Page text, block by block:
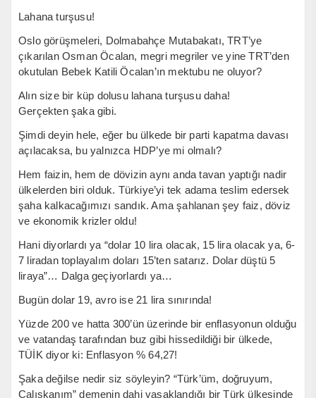
Lahana turşusu!
Oslo görüşmeleri, Dolmabahçe Mutabakatı, TRT’ye
çıkarılan Osman Öcalan, megri megriler ve yine TRT’den
okutulan Bebek Katili Öcalan’ın mektubu ne oluyor?
Alın size bir küp dolusu lahana turşusu daha!
Gerçekten şaka gibi.
Şimdi deyin hele, eğer bu ülkede bir parti kapatma davası
açılacaksa, bu yalnızca HDP’ye mi olmalı?
Hem faizin, hem de dövizin aynı anda tavan yaptığı nadir
ülkelerden biri olduk. Türkiye’yi tek adama teslim edersek
şaha kalkacağımızı sandık. Ama şahlanan şey faiz, döviz
ve ekonomik krizler oldu!
Hani diyorlardı ya “dolar 10 lira olacak, 15 lira olacak ya, 6-
7 liradan toplayalım doları 15’ten satarız. Dolar düştü 5
liraya”… Dalga geçiyorlardı ya…
Bugün dolar 19, avro ise 21 lira sınırında!
Yüzde 200 ve hatta 300’ün üzerinde bir enflasyonun olduğu
ve vatandaş tarafından buz gibi hissedildiği bir ülkede,
TÜİK diyor ki: Enflasyon % 64,27!
Şaka değilse nedir siz söyleyin? “Türk’üm, doğruyum,
Çalışkanım” demenin dahi yasaklandığı bir Türk ülkesinde